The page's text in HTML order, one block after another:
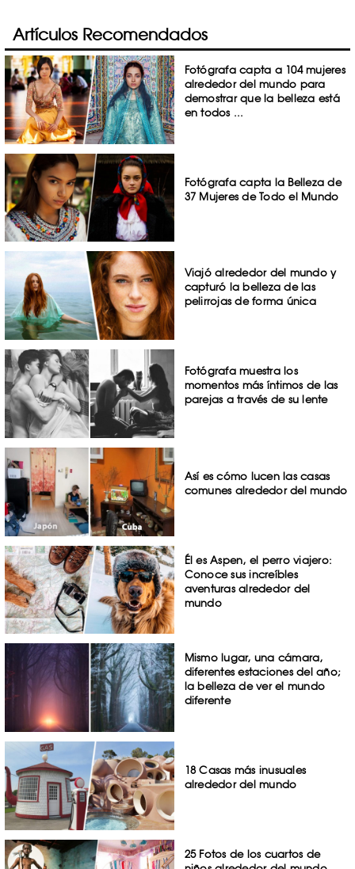
Artículos Recomendados
Fotógrafa capta a 104 mujeres
alrededor del mundo para
demostrar que la belleza está
en todos ...
Fotógrafa capta la Belleza de
37 Mujeres de Todo el Mundo
Viajó alrededor del mundo y
capturó la belleza de las
pelirrojas de forma única
Fotógrafa muestra los
momentos más íntimos de las
parejas a través de su lente
Así es cómo lucen las casas
comunes alrededor del mundo
Él es Aspen, el perro viajero:
Conoce sus increíbles
aventuras alrededor del
mundo
Mismo lugar, una cámara,
diferentes estaciones del año;
la belleza de ver el mundo
diferente
18 Casas más inusuales
alrededor del mundo
25 Fotos de los cuartos de